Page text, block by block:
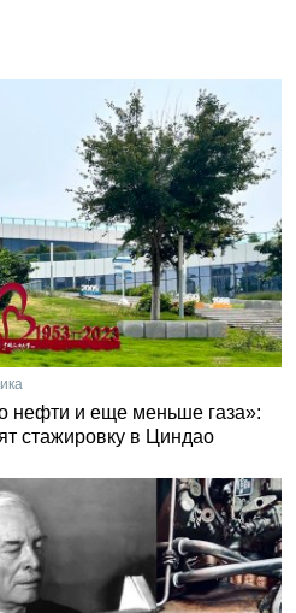
нефти и еще меньше газа»:
стажировку в Циндао